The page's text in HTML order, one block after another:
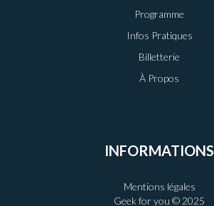
Programme
Infos Pratiques
Billetterie
À Propos
INFORMATIONS
Mentions légales
Geek for you © 2025